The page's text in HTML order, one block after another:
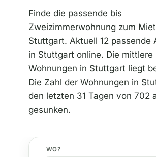
Finde die passende bis
Zweizimmerwohnung zum
Stuttgart. Aktuell 12 passende
in Stuttgart online. Die mittlere
Wohnungen in Stuttgart liegt
Die Zahl der Wohnungen in
den letzten 31 Tagen von 702
gesunken.
WO?